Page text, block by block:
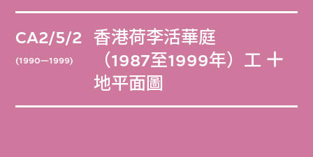
CA2/5/2
(1990—1999)
香港荷李活華庭
（1987至1999年）工
地平面圖